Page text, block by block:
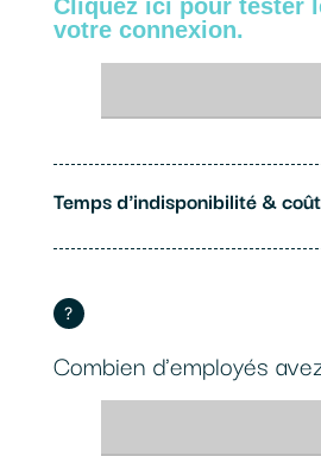
Cliquez ici pour tester
votre connexion.
Temps d'indisponibilité &
?
Combien d'employés